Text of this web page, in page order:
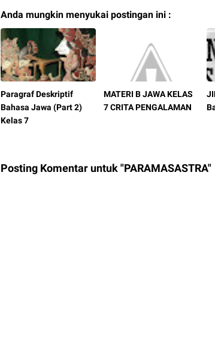
Anda mungkin menyukai postingan ini :
Paragraf Deskriptif
Bahasa Jawa (Part 2)
Kelas 7
MATERI B JAWA KELAS
7 CRITA PENGALAMAN
Posting Komentar untuk "PARAMASASTRA"